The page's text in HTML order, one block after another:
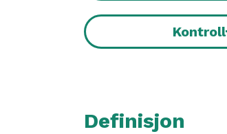
Kontroll
Definisjon